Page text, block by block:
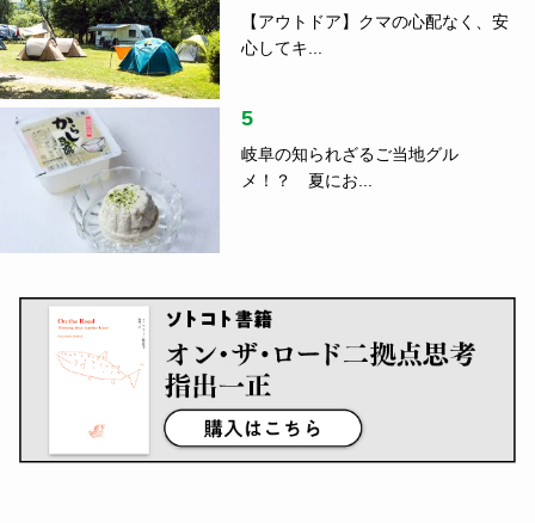
【アウトドア】クマの心配なく、安
心してキ...
5
岐阜の知られざるご当地グル
メ！？ 夏にお...